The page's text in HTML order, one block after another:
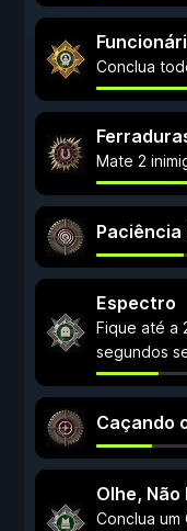
Conclua
Mate 2
Paciência
Espectro
Fique até a
segundos
Caçando
Olhe,
Conclua